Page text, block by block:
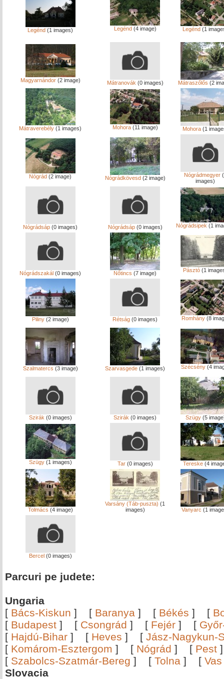
Legénd (1 images) Legénd(4 image) Legénd (1
Magyarnándor(2 image) Mátranovák (0 images) Mátraszőlős (2
Mátraverebély (1 images) Mohora(11 image) Mohora(1
Nógrád (2 image) Nógrádkövesd(2 image) Nógrádmegyer
images)
Nógrádsáp (0 images) Nógrádsáp(0 images) Nógrádsipek (1
Nógrádszakál (0 images) Nőtincs (7 image) Pásztó (1
Piliny(2 image) Rétság (0 images) Romhány(8
Szalmatercs (3 image) Szarvasgede (1 images) Szécsény(4
Szirák (0 images) Szirák (0 images) Szügy(5
Szügy(1 images) Tar(0 images) Tereske (4
Tolmács (4 image)
Varsány (Táb-puszta) (1
images)
Vanyarc (1
Bercel(0 images)
Parcuri pe judete:
Ungaria
[ Bács-Kiskun ] [ Baranya ] [ Békés ] [
[ Budapest ] [ Csongrád ] [ Fejér ] [
[ Hajdú-Bihar ] [ Heves ] [ Jász-Nagykun-
[ Komárom-Esztergom ] [ Nógrád ] [ Pest
[ Szabolcs-Szatmár-Bereg ] [ Tolna ] [ Vas
Slovacia